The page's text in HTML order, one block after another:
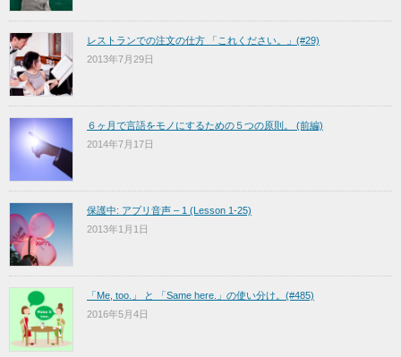
レストランでの注文の仕方 「これください。」(#29)
2013年7月29日
６ヶ月で言語をモノにするための５つの原則。 (前編)
2014年7月17日
保護中: アプリ音声 – 1 (Lesson 1-25)
2013年1月1日
「Me, too.」 と 「Same here.」の使い分け。(#485)
2016年5月4日